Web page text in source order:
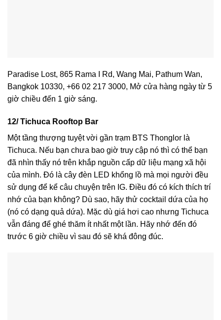
Paradise Lost, 865 Rama I Rd, Wang Mai, Pathum Wan,
Bangkok 10330, +66 02 217 3000, Mở cửa hàng ngày từ 5
giờ chiều đến 1 giờ sáng.
12/ Tichuca Rooftop Bar
Một tầng thượng tuyệt vời gần trạm BTS Thonglor là
Tichuca. Nếu bạn chưa bao giờ truy cập nó thì có thể bạn
đã nhìn thấy nó trên khắp nguồn cấp dữ liệu mạng xã hội
của mình. Đó là cây đèn LED khổng lồ mà mọi người đều
sử dụng để kể câu chuyện trên IG. Điều đó có kích thích trí
nhớ của bạn không? Dù sao, hãy thử cocktail dứa của họ
(nó có dạng quả dứa). Mặc dù giá hơi cao nhưng Tichuca
vẫn đáng để ghé thăm ít nhất một lần. Hãy nhớ đến đó
trước 6 giờ chiều vì sau đó sẽ khá đông đúc.